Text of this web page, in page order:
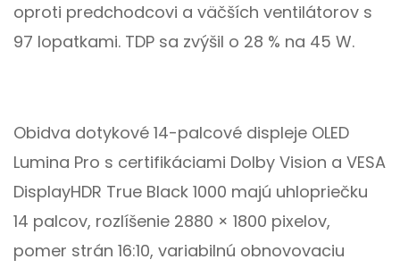
oproti predchodcovi a väčších ventilátorov s
97 lopatkami. TDP sa zvýšil o 28 % na 45 W.
Obidva dotykové 14-palcové displeje OLED
Lumina Pro s certifikáciami Dolby Vision a VESA
DisplayHDR True Black 1000 majú uhlopriečku
14 palcov, rozlíšenie 2880 × 1800 pixelov,
pomer strán 16:10, variabilnú obnovovaciu